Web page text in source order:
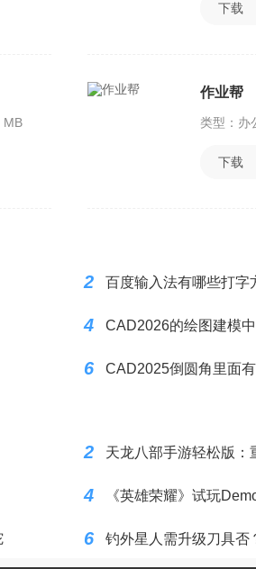
下载
MB
作业帮
类型：办
下载
2 百度输入法有哪些打字
4 CAD2026的绘图建模
6 CAD2025倒圆角里面
2 天龙八部手游轻松版：
4 《英雄荣耀》试玩
6 钓外星人需升级刀具否